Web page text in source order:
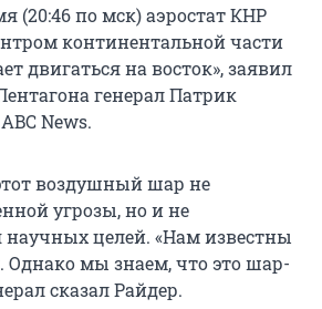
(20:46 по мск) аэростат КНР
континентальной части
двигаться на восток», заявил
генерал Патрик
ABC News.
воздушный шар не
угрозы, но и не
научных целей. «Нам известны
Однако мы знаем, что это шар-
сказал Райдер.